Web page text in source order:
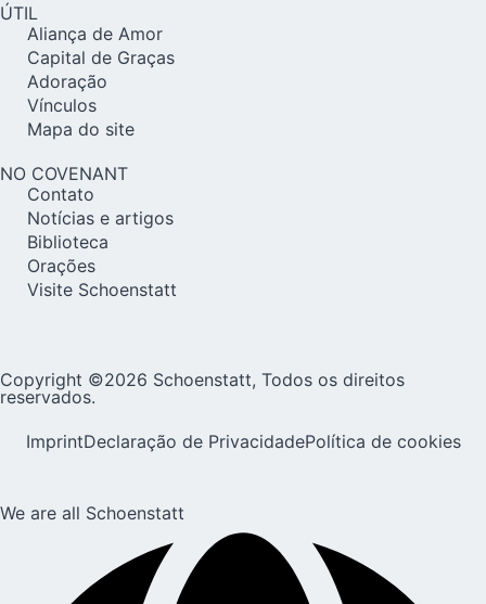
ÚTIL
Aliança de Amor
Capital de Graças
Adoração
Vínculos
Mapa do site
NO COVENANT
Contato
Notícias e artigos
Biblioteca
Orações
Visite Schoenstatt
Copyright ©2026 Schoenstatt, Todos os direitos
reservados.
ImprintDeclaração de PrivacidadePolítica de cookies
We are all Schoenstatt